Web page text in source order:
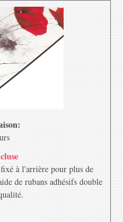
à l'arrière pour plus de
de rubans adhésifs double